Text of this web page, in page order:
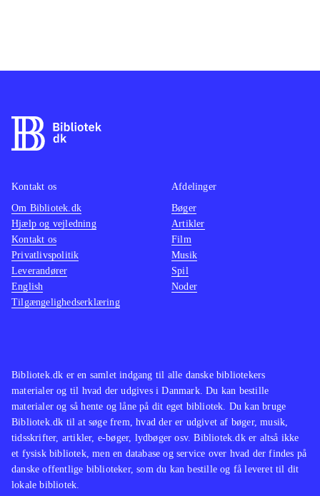
Bibliotek.dk er en samlet indgang til alle danske bibliotekers
materialer og til hvad der udgives i Danmark. Du kan bestille
materialer og så hente og låne på dit eget bibliotek. Du kan bruge
Bibliotek.dk til at søge frem, hvad der er udgivet af bøger, musik,
tidsskrifter, artikler, e-bøger, lydbøger osv. Bibliotek.dk er altså ikke
et fysisk bibliotek, men en database og service over hvad der findes på
danske offentlige biblioteker, som du kan bestille og få leveret til dit
lokale bibliotek.
Kontakt os
Om Bibliotek.dk
Hjælp og vejledning
Kontakt os
Privatlivspolitik
Leverandører
English
Tilgængelighedserklæring
Afdelinger
Bøger
Artikler
Film
Musik
Spil
Noder